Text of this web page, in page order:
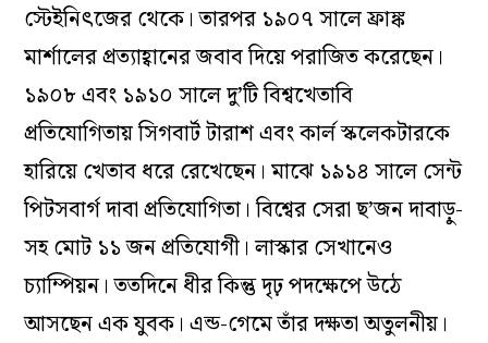
স্টেইনিৎজের থেকে। তারপর ১৯০৭ সালে ফ্রাঙ্ক
মার্শালের প্রত্যাহ্বানের জবাব দিয়ে পরাজিত করেছেন।
১৯০৮ এবং ১৯১০ সালে দু’টি বিশ্বখেতাবি
প্রতিযোগিতায় সিগবার্ট টারাশ এবং কার্ল স্কলেকটারকে
হারিয়ে খেতাব ধরে রেখেছেন। মাঝে ১৯১৪ সালে সেন্ট
পিটসবার্গ দাবা প্রতিযোগিতা। বিশ্বের সেরা ছ’জন দাবাড়ু-
সহ মোট ১১ জন প্রতিযোগী। লাস্কার সেখানেও
চ্যাম্পিয়ন। ততদিনে ধীর কিন্তু দৃঢ় পদক্ষেপে উঠে
আসছেন এক যুবক। এন্ড-গেমে তাঁর দক্ষতা অতুলনীয়।